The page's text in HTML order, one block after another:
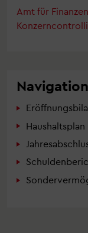
Amt für Finanzen
Navigation
Haushaltsplan